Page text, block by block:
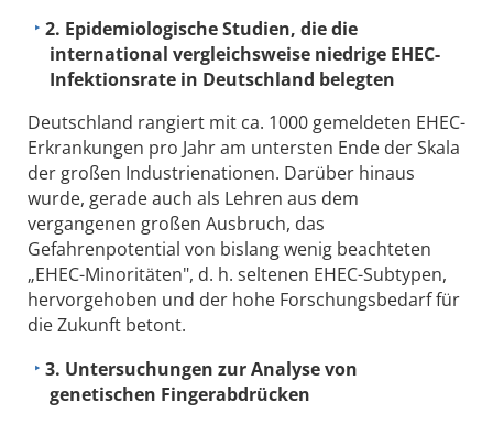
2. Epidemiologische Studien, die die
international vergleichsweise niedrige EHEC-
Infektionsrate in Deutschland belegten
Deutschland rangiert mit ca. 1000 gemeldeten EHEC-
Erkrankungen pro Jahr am untersten Ende der Skala
der großen Industrienationen. Darüber hinaus
wurde, gerade auch als Lehren aus dem
vergangenen großen Ausbruch, das
Gefahrenpotential von bislang wenig beachteten
„EHEC-Minoritäten", d. h. seltenen EHEC-Subtypen,
hervorgehoben und der hohe Forschungsbedarf für
die Zukunft betont.
3. Untersuchungen zur Analyse von
genetischen Fingerabdrücken